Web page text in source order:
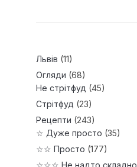
Львів (11)
Огляди (68)
Не стрітфуд (45)
Стрітфуд (23)
Рецепти (243)
☆ Дуже просто (35)
☆☆ Просто (177)
☆☆☆ Не надто складно